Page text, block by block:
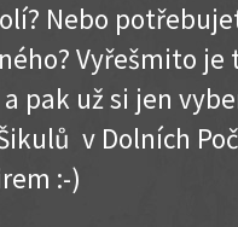
Nebo
Vyřešmito
pak už si jen
v Dolních
:-)